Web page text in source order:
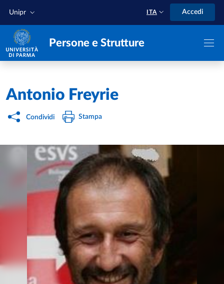
Unipr ITA Accedi
Persone e Strutture
Home /
Antonio Freyrie
Condividi Stampa